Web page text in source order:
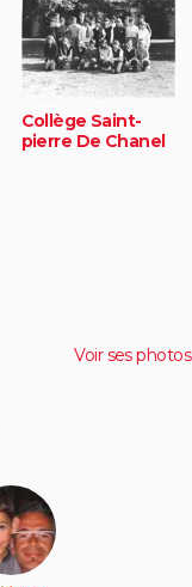
Collège Saint-
pierre De Chanel
Voir ses photos